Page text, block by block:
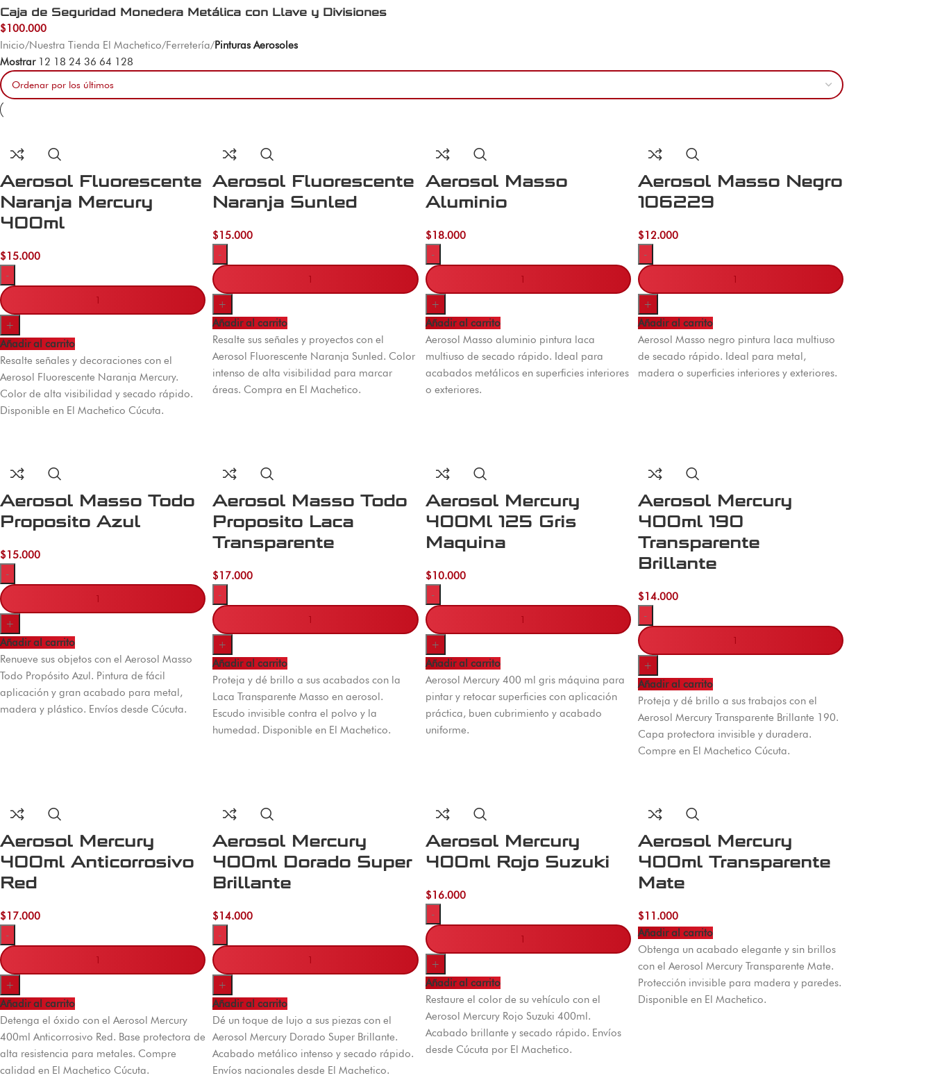
Caja de Seguridad Monedera Metálica con Llave y Divisiones
$100.000
Inicio/Nuestra Tienda El Machetico/Ferretería/Pinturas Aerosoles
Mostrar 12 18 24 36 64 128
Aerosol Fluorescente
Naranja Mercury
400ml
$15.000
-
+
Añadir al carrito
Resalte señales y decoraciones con el
Aerosol Fluorescente Naranja Mercury.
Color de alta visibilidad y secado rápido.
Disponible en El Machetico Cúcuta.
Aerosol Fluorescente
Naranja Sunled
$15.000
-
+
Añadir al carrito
Resalte sus señales y proyectos con el
Aerosol Fluorescente Naranja Sunled. Color
intenso de alta visibilidad para marcar
áreas. Compra en El Machetico.
Aerosol Masso
Aluminio
$18.000
-
+
Añadir al carrito
Aerosol Masso aluminio pintura laca
multiuso de secado rápido. Ideal para
acabados metálicos en superficies interiores
o exteriores.
Aerosol Masso Negro
106229
$12.000
-
+
Añadir al carrito
Aerosol Masso negro pintura laca multiuso
de secado rápido. Ideal para metal,
madera o superficies interiores y exteriores.
Aerosol Masso Todo
Proposito Azul
$15.000
-
+
Añadir al carrito
Renueve sus objetos con el Aerosol Masso
Todo Propósito Azul. Pintura de fácil
aplicación y gran acabado para metal,
madera y plástico. Envíos desde Cúcuta.
Aerosol Masso Todo
Proposito Laca
Transparente
$17.000
-
+
Añadir al carrito
Proteja y dé brillo a sus acabados con la
Laca Transparente Masso en aerosol.
Escudo invisible contra el polvo y la
humedad. Disponible en El Machetico.
Aerosol Mercury
400Ml 125 Gris
Maquina
$10.000
-
+
Añadir al carrito
Aerosol Mercury 400 ml gris máquina para
pintar y retocar superficies con aplicación
práctica, buen cubrimiento y acabado
uniforme.
Aerosol Mercury
400ml 190
Transparente
Brillante
$14.000
-
+
Añadir al carrito
Proteja y dé brillo a sus trabajos con el
Aerosol Mercury Transparente Brillante 190.
Capa protectora invisible y duradera.
Compre en El Machetico Cúcuta.
Aerosol Mercury
400ml Anticorrosivo
Red
$17.000
-
+
Añadir al carrito
Detenga el óxido con el Aerosol Mercury
400ml Anticorrosivo Red. Base protectora de
alta resistencia para metales. Compre
calidad en El Machetico Cúcuta.
Aerosol Mercury
400ml Dorado Super
Brillante
$14.000
-
+
Añadir al carrito
Dé un toque de lujo a sus piezas con el
Aerosol Mercury Dorado Super Brillante.
Acabado metálico intenso y secado rápido.
Envíos nacionales desde El Machetico.
Aerosol Mercury
400ml Rojo Suzuki
$16.000
-
+
Añadir al carrito
Restaure el color de su vehículo con el
Aerosol Mercury Rojo Suzuki 400ml.
Acabado brillante y secado rápido. Envíos
desde Cúcuta por El Machetico.
Aerosol Mercury
400ml Transparente
Mate
$11.000
Añadir al carrito
Obtenga un acabado elegante y sin brillos
con el Aerosol Mercury Transparente Mate.
Protección invisible para madera y paredes.
Disponible en El Machetico.